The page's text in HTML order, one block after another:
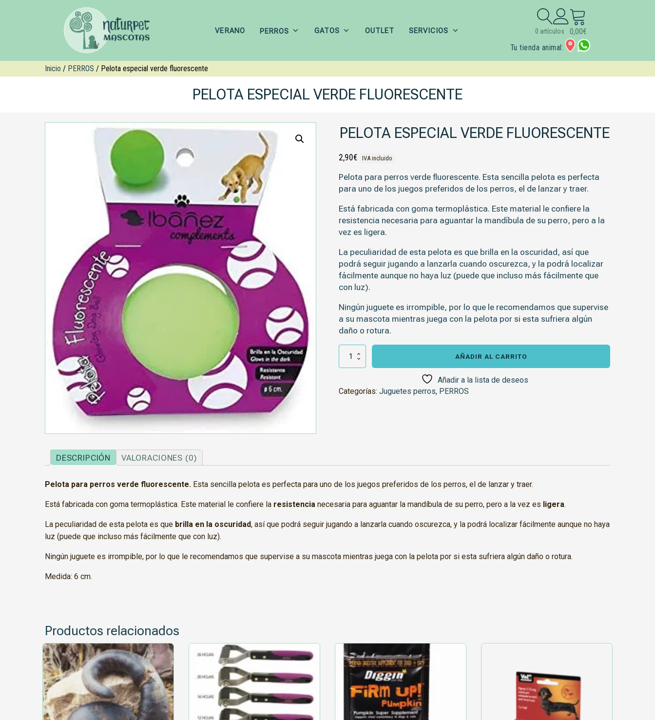
VERANO PERROS GATOS OUTLET SERVICIOS
Tu tienda animal:
Buscar:
0,00€
0 artículos
Inicio / PERROS / Pelota especial verde fluorescente
PELOTA ESPECIAL VERDE FLUORESCENTE
PELOTA ESPECIAL VERDE FLUORESCENTE
2,90€ IVA incluido
Pelota para perros verde fluorescente. Esta sencilla pelota es perfecta
para uno de los juegos preferidos de los perros, el de lanzar y traer.
Está fabricada con goma termoplástica. Este material le confiere la
resistencia necesaria para aguantar la mandíbula de su perro, pero a la
vez es ligera.
La peculiaridad de esta pelota es que brilla en la oscuridad , así que
podrá seguir jugando a lanzarla cuando oscurezca, y la podrá localizar
fácilmente aunque no haya luz (puede que incluso más fácilmente que
con luz).
Ningún juguete es irrompible, por lo que le recomendamos que supervise
a su mascota mientras juega con la pelota por si esta sufriera algún
daño o rotura.
Pelota
especial
AÑADIR AL CARRITO
Añadir a la lista de deseos
Categorías:Juguetes perros, PERROS
DESCRIPCIÓN VALORACIONES (0)
Pelota para perros verde fluorescente. Esta sencilla pelota es perfecta para uno de los juegos preferidos de los perros, el de lanzar y traer.
Está fabricada con goma termoplástica. Este material le confiere la resistencia necesaria para aguantar la mandíbula de su perro, pero a la vez es ligera.
La peculiaridad de esta pelota es que brilla en la oscuridad, así que podrá seguir jugando a lanzarla cuando oscurezca, y la podrá localizar fácilmente aunque no haya
luz (puede que incluso más fácilmente que con luz).
Ningún juguete es irrompible, por lo que le recomendamos que supervise a su mascota mientras juega con la pelota por si esta sufriera algún daño o rotura.
Medida: 6 cm.
Productos relacionados
Este
producto
múltiples
variantes.
Las
opciones
Este
producto
tiene
múltiples
variantes.
Este